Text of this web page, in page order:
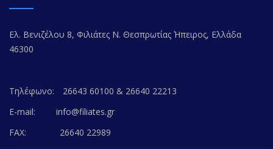
Ελ. Βενιζέλου 8, Φιλιάτες Ν. Θεσπρωτίας Ήπειρος, Ελλάδα
46300
Τηλέφωνο:
26643 60100 & 26640 22213
E-mail:
info@filiates.gr
FAX:
26640 22989